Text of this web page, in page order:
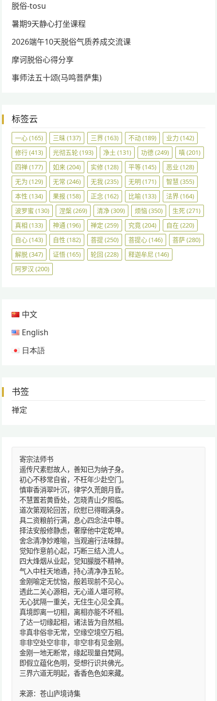
脱俗-tosu
暑期9天静心打坐课程
2026端午10天脱俗气质养成交流课
摩诃脱俗心得分享
事师法五十颂(马鸣菩萨集)
标签云
一心(165) 三昧(137) 三界(163) 不动(189) 业力 (142)
修行(413) 光彻五轮(193) 净土 (131) 功德(249) 嗔(201)
四禅(177) 如来(204) 实修(128) 平等(145) 恶业 (128)
无为 (129) 无常 (246) 无我(235) 无明 (171) 智慧 (355)
本性 (134) 果报 (158) 正念(162) 比喻(133) 法界(164)
波罗蜜 (130) 涅槃(269) 清净(309) 烦恼(350) 生死(271)
真相 (133) 神通 (196) 禅定 (259) 究竟(204) 自在(220)
自心(143) 自性 (182) 菩提(250) 菩提心(146) 菩萨(280)
解脱(347) 证悟(165) 轮回 (228) 释迦牟尼 (146)
阿罗汉 (200)
中文
English
日本語
书签
禅定
寄宗法师书
遥传尺素慰故人，善知已为纳子身。
初心不移常自省，不枉年少赴空门。
慎审香消翠叶沉，律学久荒朗月昏。
不慧置若黄昏处，怎晓青山夕照临。
道次第观轮回苦，欣慰已得暇满身。
具二资粮前行满，息心四念法中尊。
择法安般修静虑，奢摩他中定乾坤。
舍念清净妙难喻，当观遍行法味醇。
觉知作意前心起，巧断三结入流人。
四大烽烟从业起，觉知朦胧不精神。
气入中柱天地通，持心清净净五轮。
金刚喻定无忧恼，般若现前不见心。
透此二关心源相，无心道人堪可称。
无心犹隔一重关，无住生心见全真。
真境即离一切相，离相亦能不坏相。
了达一切缘起相，诸法皆为自然相。
非真非俗非无常，空缘空境空万相。
非非空处空非非，非空非有见金刚。
金刚一地无断常，缘起现量自梵网。
即假立蕴化色明，受想行识共佛光。
三界六道无明起，香香色色如来藏。
来源：苍山庐境诗集